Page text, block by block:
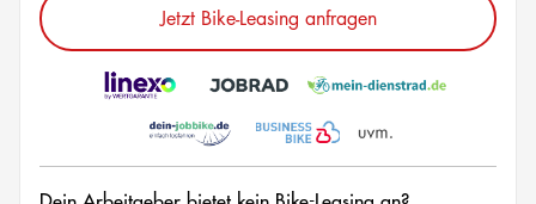
Jetzt Bike-Leasing anfragen